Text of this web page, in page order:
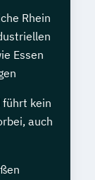
Rhein
Essen
führt kein
auch